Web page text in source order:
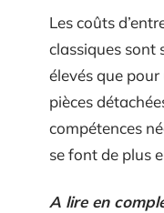
Les coûts
classiques sont
élevés que
pièces
compétences
se font de plus
A lire en